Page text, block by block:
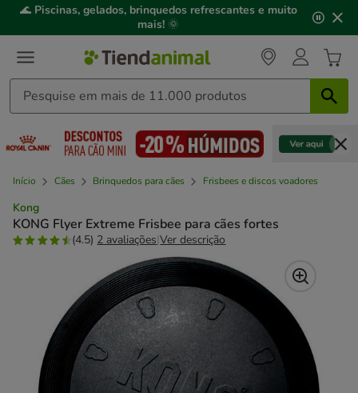
3,
mensagem,
🌊 Piscinas, gelados, brinquedos refrescantes e muito
mais! 🌞
Início Cães Brinquedos para cães Frisbees e discos voadores
Kong
KONG Flyer Extreme Frisbee para cães fortes
(4.5) 2 avaliações|Ver descrição